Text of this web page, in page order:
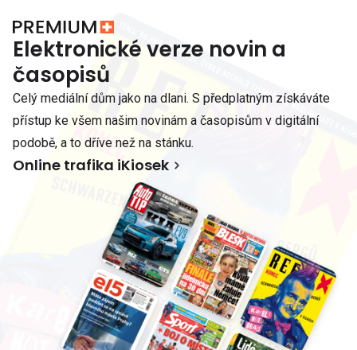
Elektronické verze novin a
časopisů
Celý mediální dům jako na dlani. S předplatným získáváte
přístup ke všem našim novinám a časopisům v digitální
podobě, a to dříve než na stánku.
Online trafika iKiosek